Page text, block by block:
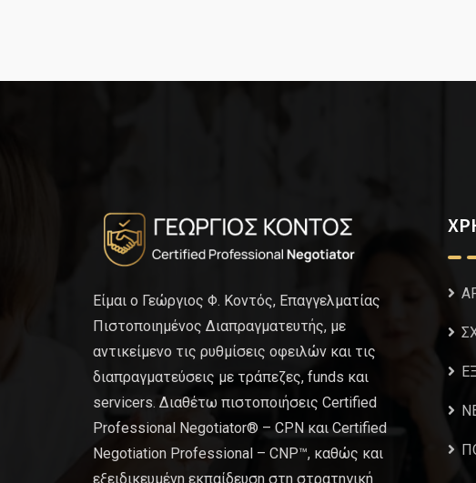
Είμαι ο Γεώργιος Φ. Κοντός, Επαγγελματίας
Πιστοποιημένος Διαπραγματευτής, με
αντικείμενο τις ρυθμίσεις οφειλών και τις
διαπραγματεύσεις με τράπεζες, funds και
servicers. Διαθέτω πιστοποιήσεις Certified
Professional Negotiator® – CPN και Certified
Negotiation Professional – CNP™, καθώς και
εξειδικευμένη εκπαίδευση στη στρατηγική